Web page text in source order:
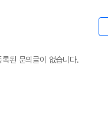
록된 문의글이 없습니다.